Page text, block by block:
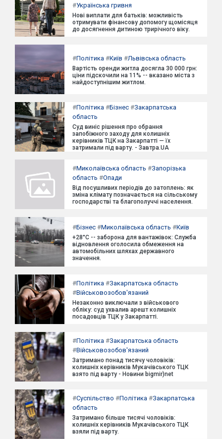
#Українська гривня
Нові виплати для батьків: можливість
отримувати фінансову допомогу щомісяця
до досягнення дитиною трирічного віку.
#Політика #Київ #Львівська область
Вартість оренди житла досягла 30 000 грн:
ціни підскочили на 11% -- вказано міста з
найдоступнішим житлом.
#Політика #Бізнес #Закарпатська
область
Суд виніс рішення про обрання
запобіжного заходу для колишніх
керівників ТЦК на Закарпатті — їх
затримали під варту. - Завтра.UA
#Миколаївська область #Запорізька
область #Опади
Від посушливих періодів до затоплень: як
зміна клімату позначається на сільському
господарстві та благополуччі населення.
#Бізнес #Миколаївська область #Київ
+28°C -- заборона для вантажівок: Служба
відновлення оголосила обмеження на
автомобільних шляхах державного
значення.
#Політика #Закарпатська область
#Військовозобов'язаний
Незаконно виключали з військового
обліку: суд ухвалив арешт колишніх
посадовців ТЦК у Закарпатті.
#Політика #Закарпатська область
#Військовозобов'язаний
Затримано понад тисячу чоловіків:
колишніх керівників Мукачівського ТЦК
взято під варту - Новини bigmir)net
#Суспільство #Політика #Закарпатська
область
Затримано більше тисячі чоловіків:
колишніх керівників Мукачівського ТЦК
взяли під варту.